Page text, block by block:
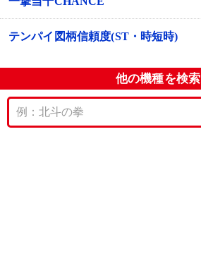
テンパイ図柄信頼度(ST・時短時)
他の機種を検索